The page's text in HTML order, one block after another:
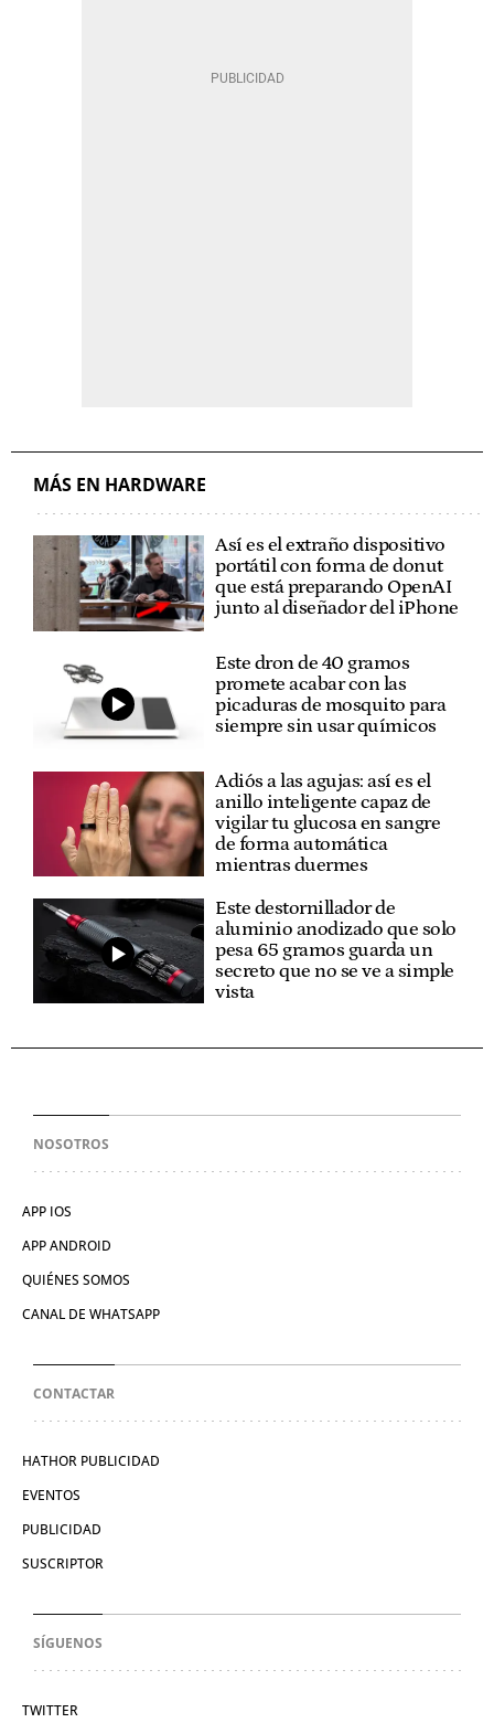
MÁS EN HARDWARE
Así es el extraño dispositivo
portátil con forma de donut
que está preparando OpenAI
junto al diseñador del iPhone
Este dron de 40 gramos
promete acabar con las
picaduras de mosquito para
siempre sin usar químicos
Adiós a las agujas: así es el
anillo inteligente capaz de
vigilar tu glucosa en sangre
de forma automática
mientras duermes
Este destornillador de
aluminio anodizado que solo
pesa 65 gramos guarda un
secreto que no se ve a simple
vista
NOSOTROS
APP IOS
APP ANDROID
QUIÉNES SOMOS
CANAL DE WHATSAPP
CONTACTAR
HATHOR PUBLICIDAD
EVENTOS
PUBLICIDAD
SUSCRIPTOR
SÍGUENOS
TWITTER